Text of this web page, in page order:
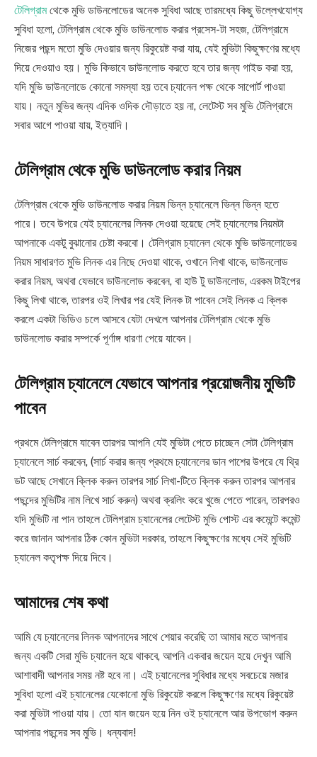
টেলিগ্রামথেকে মুভি ডাউনলোডের অনেক সুবিধা আছে তারমধ্যে কিছু উল্লেখযোগ্য
সুবিধা হলো, টেলিগ্রাম থেকে মুভি ডাউনলোড করার প্রসেস-টা সহজ, টেলিগ্রামে
নিজের পছন্দ মতো মুভি দেওয়ার জন্য রিকুয়েষ্ট করা যায়, যেই মুভিটা কিছুক্ষণের মধ্যে
দিয়ে দেওয়াও হয়। মুভি কিভাবে ডাউনলোড করতে হবে তার জন্য গাইড করা হয়,
যদি মুভি ডাউনলোডে কোনো সমস্যা হয় তবে চ্যানেল পক্ষ থেকে সাপোর্ট পাওয়া
যায়। নতুন মুভির জন্য এদিক ওদিক দৌড়াতে হয় না, লেটেস্ট সব মুভি টেলিগ্রামে
সবার আগে পাওয়া যায়, ইত্যাদি।
টেলিগ্রাম থেকে মুভি ডাউনলোড করার নিয়ম
টেলিগ্রাম থেকে মুভি ডাউনলোড করার নিয়ম ভিন্ন চ্যানেলে ভিন্ন ভিন্ন হতে
পারে। তবে উপরে যেই চ্যানেলের লিনক দেওয়া হয়েছে সেই চ্যানেলের নিয়মটা
আপনাকে একটু বুঝানোর চেষ্টা করবো। টেলিগ্রাম চ্যানেল থেকে মুভি ডাউনলোডের
নিয়ম সাধারণত মুভি লিনক এর নিছে দেওয়া থাকে, ওখানে লিখা থাকে, ডাউনলোড
করার নিয়ম, অথবা যেভাবে ডাউনলোড করবেন, বা হাউ টু ডাউনলোড, এরকম টাইপের
কিছু লিখা থাকে, তারপর ওই লিখার পর যেই লিনক টা পাবেন সেই লিনক এ ক্লিক
করলে একটা ভিডিও চলে আসবে যেটা দেখলে আপনার টেলিগ্রাম থেকে মুভি
ডাউনলোড করার সম্পর্কে পূর্ণাঙ্গ ধারণা পেয়ে যাবেন।
টেলিগ্রাম চ্যানেলে যেভাবে আপনার প্রয়োজনীয় মুভিটি
পাবেন
প্রথমে টেলিগ্রামে যাবেন তারপর আপনি যেই মুভিটা পেতে চাচ্ছেন সেটা টেলিগ্রাম
চ্যানেলে সার্চ করবেন, (সার্চ করার জন্য প্রথমে চ্যানেলের ডান পাশের উপরে যে থ্রি
ডট আছে সেখানে ক্লিক করুন তারপর সার্চ লিখা-টিতে ক্লিক করুন তারপর আপনার
পছন্দের মুভিটির নাম লিখে সার্চ করুন) অথবা ক্রলিং করে খুজে পেতে পারেন, তারপরও
যদি মুভিটি না পান তাহলে টেলিগ্রাম চ্যানেলের লেটেস্ট মুভি পোস্ট এর কমেন্টে কমেন্ট
করে জানান আপনার ঠিক কোন মুভিটা দরকার, তাহলে কিছুক্ষণের মধ্যে সেই মুভিটি
চ্যানেল কতৃপক্ষ দিয়ে দিবে।
আমাদের শেষ কথা
আমি যে চ্যানেলের লিনক আপনাদের সাথে শেয়ার করেছি তা আমার মতে আপনার
জন্য একটি সেরা মুভি চ্যানেল হয়ে থাকবে, আপনি একবার জয়েন হয়ে দেখুন আমি
আশাবাদী আপনার সময় নষ্ট হবে না। এই চ্যানেলের সুবিধার মধ্যে সবচেয়ে মজার
সুবিধা হলো এই চ্যানেলের যেকোনো মুভি রিকুয়েষ্ট করলে কিছুক্ষণের মধ্যে রিকুয়েষ্ট
করা মুভিটা পাওয়া যায়। তো যান জয়েন হয়ে নিন ওই চ্যানেলে আর উপভোগ করুন
আপনার পছন্দের সব মুভি। ধন্যবাদ!